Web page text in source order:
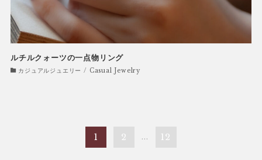
ルチルクォーツの一点物リング
カジュアルジュエリー / Casual Jewelry
1 2 ... 12